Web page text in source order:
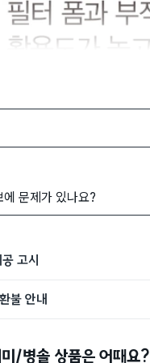
에 문제가 있나요?
고시
불 안내
/병솔 상품은 어때요?